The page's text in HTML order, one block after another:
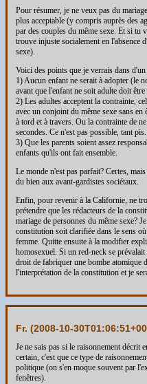
Pour résumer, je ne veux pas du
plus acceptable (y compris auprès des
par des couples du même sexe. Et si tu
trouve injuste socialement en l'absence
sexe).
Voici des points que je verrais dans
1) Aucun enfant ne serait à adopter (le
avant que l'enfant ne soit adulte doit
2) Les adultes acceptent la contrainte,
avec un conjoint du même sexe sans
à tord et à travers. Ou la contrainte de
secondes. Ce n'est pas possible, tant pis.
3) Que les parents soient assez
enfants qu'ils ont fait ensemble.
Le monde n'est pas parfait? Certes,
du bien aux avant-gardistes sociétaux.
Enfin, pour revenir à la Californie, ne
prétendre que les rédacteurs de la
mariage de personnes du même sexe?
constitution soit clarifiée dans le sens
femme. Quitte ensuite à la modifier
homosexuel. Si un red-neck se
droit de fabriquer une bombe atomique
l'interprétation de la constitution et je
Fr. (2008-10-
Je ne sais pas si le raisonnement décrit
certain, c'est que ce type de
politique (on s'en moque souvent par
fenêtres).